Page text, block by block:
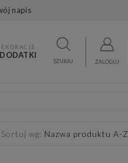
napis
SZUKAJ ZALOGUJ
Sortuj wg: Nazwa produktu A-Z